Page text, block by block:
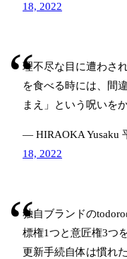
18, 2022
理不尽な目に遭わさ
を食べる時には、間
まえ」という呪いを
— HIRAOKA Yusaku
18, 2022
独自ブランドの
標権1つと意匠権3つ
更新手続自体は慣れ